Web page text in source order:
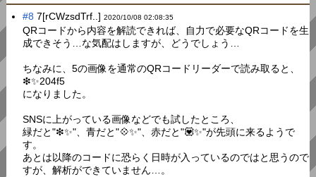
#8 7[rCWzsdTrf..]2020/10/08 02:08:35
QRコードから内容を解読できれば、自力で必要なQRコードを生
成できそう…な気配はしますが、どうでしょう…
ちなみに、5の画像を通常のQRコードリーダーで読み取ると、
❇✨204f5
になりました。
SNSに上がっている画像などでも試したところ、
緑だと"❇✨"、青だと"💠✨"、赤だと"💟✨"が先頭に来るようで
す。
あとは以降のコードに恐らく日時が入っているのではと思うので
すが、解析ができていません…。